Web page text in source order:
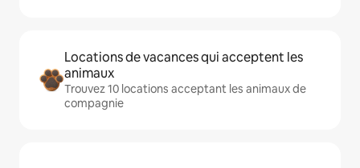
Locations de vacances qui acceptent les
animaux
Trouvez 10 locations acceptant les animaux de
compagnie